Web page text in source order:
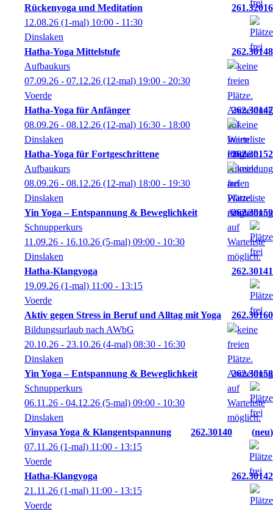
Rückenyoga und Meditation
261.32016
12.08.26 (1-mal) 10:00 - 11:30
Dinslaken
Hatha-Yoga Mittelstufe
262.30148
Aufbaukurs
07.09.26 - 07.12.26 (12-mal) 19:00 - 20:30
Voerde
Hatha-Yoga für Anfänger
262.30147
08.09.26 - 08.12.26 (12-mal) 16:30 - 18:00
Dinslaken
Hatha-Yoga für Fortgeschrittene
262.30152
Aufbaukurs
08.09.26 - 08.12.26 (12-mal) 18:00 - 19:30
Dinslaken
Yin Yoga – Entspannung & Beweglichkeit
262.30159
Schnupperkurs
11.09.26 - 16.10.26 (5-mal) 09:00 - 10:30
Dinslaken
Hatha-Klangyoga
262.30141
19.09.26 (1-mal) 11:00 - 13:15
Voerde
Aktiv gegen Stress in Beruf und Alltag mit Yoga
262.30160
Bildungsurlaub nach AWbG
20.10.26 - 23.10.26 (4-mal) 08:30 - 16:30
Dinslaken
Yin Yoga – Entspannung & Beweglichkeit
262.30158
Schnupperkurs
06.11.26 - 04.12.26 (5-mal) 09:00 - 10:30
Dinslaken
Vinyasa Yoga & Klangentspannung
262.30140
neu
07.11.26 (1-mal) 11:00 - 13:15
Voerde
Hatha-Klangyoga
262.30142
21.11.26 (1-mal) 11:00 - 13:15
Voerde